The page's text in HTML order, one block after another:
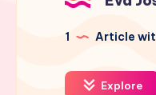
1 Article
Explore